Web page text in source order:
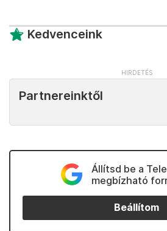
Kedvenceink
Partnereinktől
Állítsd be a
megbízható
Beállítom